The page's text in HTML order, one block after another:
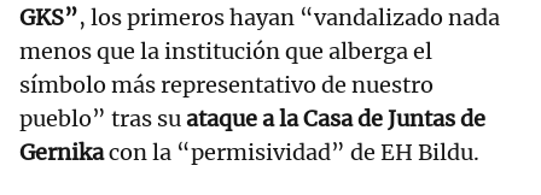
GKS”, los primeros hayan “vandalizado nada
menos que la institución que alberga el
símbolo más representativo de nuestro
pueblo” tras suataque a la Casa de Juntas de
Gernikacon la “permisividad” de EH Bildu.